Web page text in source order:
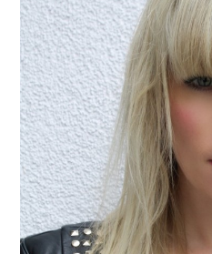
VERÖFFENTLICHT
AM
22. MAI 2017